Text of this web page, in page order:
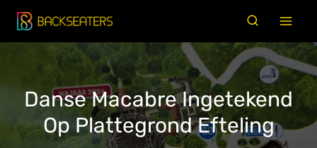
Doorgaan
naar
Danse Macabre Ingetekend
Op Plattegrond Efteling